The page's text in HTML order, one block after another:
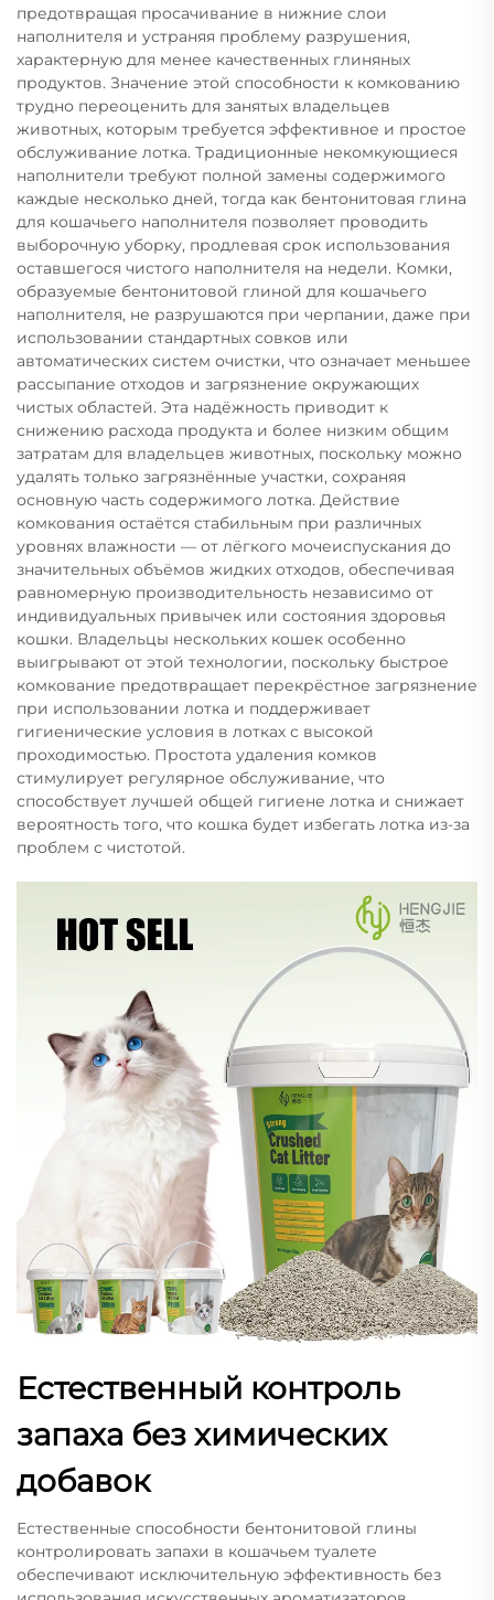
предотвращая просачивание в нижние слои
наполнителя и устраняя проблему разрушения,
характерную для менее качественных глиняных
продуктов. Значение этой способности к комкованию
трудно переоценить для занятых владельцев
животных, которым требуется эффективное и простое
обслуживание лотка. Традиционные некомкующиеся
наполнители требуют полной замены содержимого
каждые несколько дней, тогда как бентонитовая глина
для кошачьего наполнителя позволяет проводить
выборочную уборку, продлевая срок использования
оставшегося чистого наполнителя на недели. Комки,
образуемые бентонитовой глиной для кошачьего
наполнителя, не разрушаются при черпании, даже при
использовании стандартных совков или
автоматических систем очистки, что означает меньшее
рассыпание отходов и загрязнение окружающих
чистых областей. Эта надёжность приводит к
снижению расхода продукта и более низким общим
затратам для владельцев животных, поскольку можно
удалять только загрязнённые участки, сохраняя
основную часть содержимого лотка. Действие
комкования остаётся стабильным при различных
уровнях влажности — от лёгкого мочеиспускания до
значительных объёмов жидких отходов, обеспечивая
равномерную производительность независимо от
индивидуальных привычек или состояния здоровья
кошки. Владельцы нескольких кошек особенно
выигрывают от этой технологии, поскольку быстрое
комкование предотвращает перекрёстное загрязнение
при использовании лотка и поддерживает
гигиенические условия в лотках с высокой
проходимостью. Простота удаления комков
стимулирует регулярное обслуживание, что
способствует лучшей общей гигиене лотка и снижает
вероятность того, что кошка будет избегать лотка из-за
проблем с чистотой.
Естественный контроль
запаха без химических
добавок
Естественные способности бентонитовой глины
контролировать запахи в кошачьем туалете
обеспечивают исключительную эффективность без